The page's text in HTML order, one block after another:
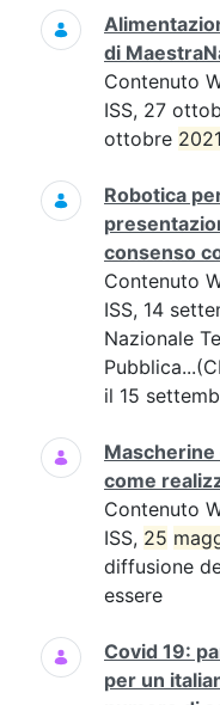
di
Contenuto
ISS, 27
ottobre 2021
Robotica
consenso
Contenuto
ISS, 14
Nazionale
il 15
come
Contenuto
ISS, 25
diffusione
essere
Covid 19:
per un